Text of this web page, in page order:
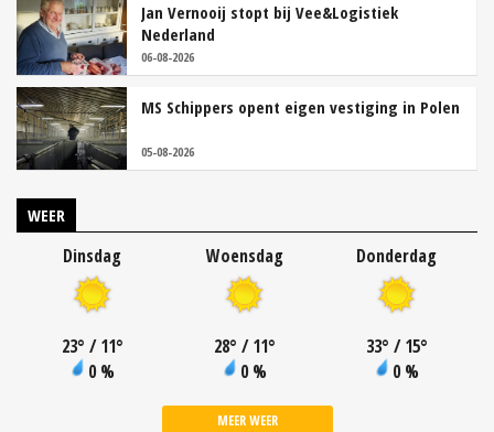
Jan Vernooij stopt bij Vee&Logistiek
Nederland
06-08-2026
MS Schippers opent eigen vestiging in Polen
05-08-2026
WEER
Dinsdag
23° / 11°
0 %
Woensdag
28° / 11°
0 %
Donderdag
33° / 15°
0 %
MEER WEER